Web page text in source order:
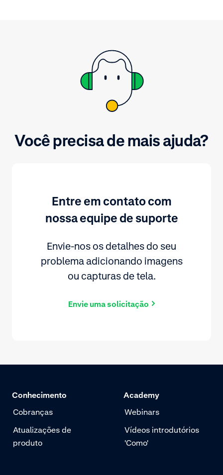
principais métodos de pagamento,
Você precisa de mais ajuda?
Entre em contato com
nossa equipe de suporte
Envie-nos os detalhes do seu
problema adicionando imagens
ou capturas de tela.
Envie uma solicitação
Conhecimento
Cobranças
Atualizações de
produto
Academy
Webinars
Vídeos introdutórios
'Como'